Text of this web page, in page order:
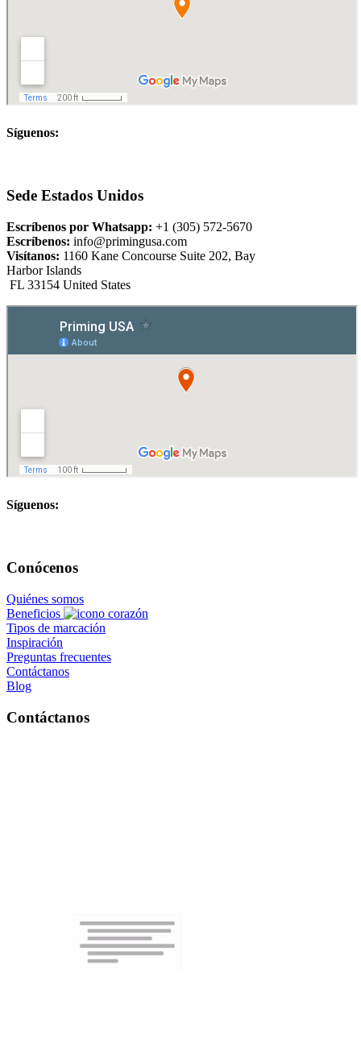
Síguenos:
Sede Estados Unidos
Escríbenos por Whatsapp: +1 (305) 572-5670
Escríbenos: info@primingusa.com
Visítanos: 1160 Kane Concourse Suite 202, Bay
Harbor Islands
FL 33154 United States
Síguenos:
Conócenos
Quiénes somos
Beneficios
Tipos de marcación
Inspiración
Preguntas frecuentes
Contáctanos
Blog
Contáctanos